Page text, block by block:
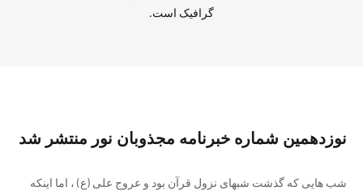
گرافیک است.
نوزدهمین شماره خبرنامه مجذوبان نور منتشر شد
شب هایی که گذشت شبهای نزول قرآن بود و عروج علی (ع) ، اما اینکه